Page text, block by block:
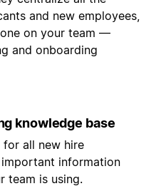
and new employees,
on your team —
and onboarding
knowledge base
all new hire
information
team is using.